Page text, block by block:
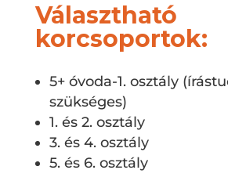
Választható
korcsoportok:
5+ óvoda-1. osztály
szükséges)
1. és 2. osztály
3. és 4. osztály
5. és 6. osztály